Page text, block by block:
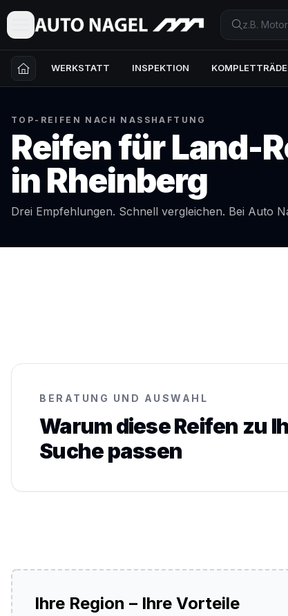
WERKSTATT INSPEKTION
TOP-REIFEN NACH NASSHAFTUNG
Reifen fürLand-
inRheinberg
Drei Empfehlungen. Schnell vergleichen. Bei Auto
BERATUNG UND AUSWAHL
Warum diese Reifen zu
Suche passen
Ihre Region – Ihre Vorteile